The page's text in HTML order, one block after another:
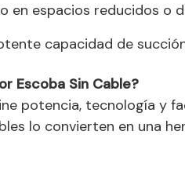
en espacios reducidos o
capacidad de
Escoba Sin Cable?
potencia, tecnología y
lo convierten en una